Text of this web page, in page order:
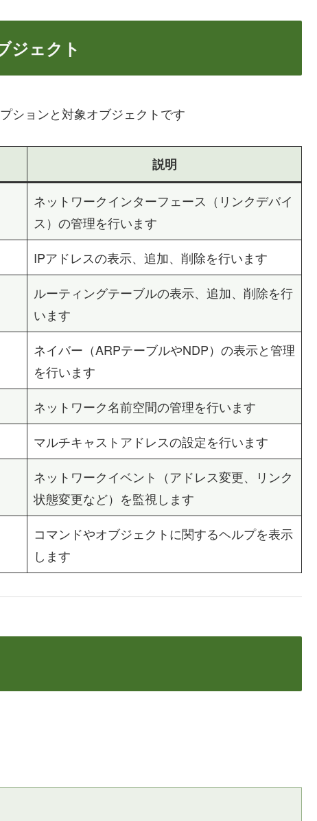
ジェクト
ションと対象オブジェクトです
説明
ネットワークインターフェース（リンクデバイ
ス）の管理を行います
IPアドレスの表示、追加、削除を行います
ルーティングテーブルの表示、追加、削除を行
います
ネイバー（ARPテーブルやNDP）の表示と管理
を行います
ネットワーク名前空間の管理を行います
マルチキャストアドレスの設定を行います
ネットワークイベント（アドレス変更、リンク
状態変更など）を監視します
コマンドやオブジェクトに関するヘルプを表示
します